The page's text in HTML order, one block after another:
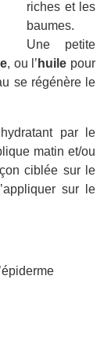
riches et les
baumes.
Une petite
, ou l’ huile pour
se régénère le
par le
matin et/ou
ciblée sur le
sur le